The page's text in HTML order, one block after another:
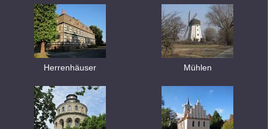
Herrenhäuser Mühlen